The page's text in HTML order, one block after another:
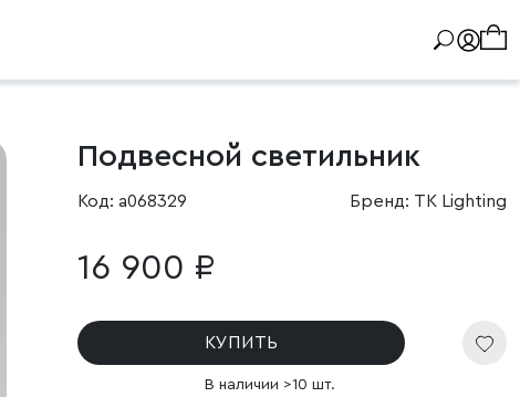
Подвесной светильник
Код: a068329 Бренд: TK Lighting
16 900 ₽
КУПИТЬ
В наличии >10 шт.